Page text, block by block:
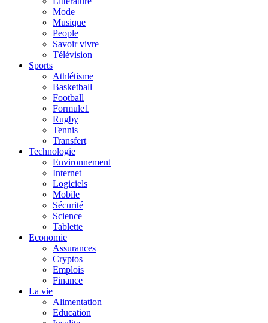
Mode
Musique
People
Savoir vivre
Télévision
Sports
Athlétisme
Basketball
Football
Formule1
Rugby
Tennis
Transfert
Technologie
Environnement
Internet
Logiciels
Mobile
Sécurité
Science
Tablette
Economie
Assurances
Cryptos
Emplois
Finance
La vie
Alimentation
Education